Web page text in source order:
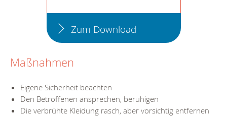
Zum Download
Maßnahmen
Eigene Sicherheit beachten
Den Betroffenen ansprechen, beruhigen
Die verbrühte Kleidung rasch, aber vorsichtig entfernen